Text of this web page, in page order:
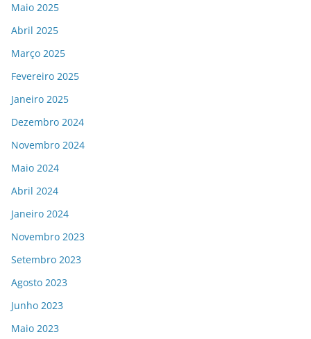
Maio 2025
Abril 2025
Março 2025
Fevereiro 2025
Janeiro 2025
Dezembro 2024
Novembro 2024
Maio 2024
Abril 2024
Janeiro 2024
Novembro 2023
Setembro 2023
Agosto 2023
Junho 2023
Maio 2023